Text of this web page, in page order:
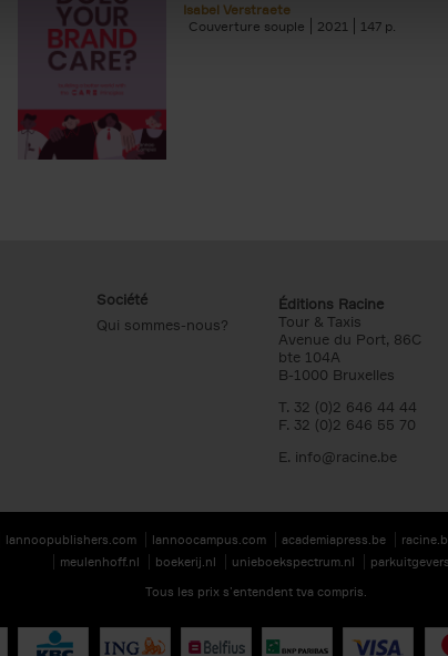
Isabel Verstraete
Couverture souple
2021 147
Société
Qui sommes-nous?
Éditions Racine
Tour & Taxis
Avenue du Port, 86C
bte 104A
B-1000 Bruxelles
T. 32 (0)2 646 44 44
F. 32 (0)2 646 55 70
E. info@racine.be
lannoopublishers.com lannoocampus.com academiapress.be
meulenhoff.nl
boekerij.nl unieboekspectrum.nl
Tous les prix s’entendent tva compris.